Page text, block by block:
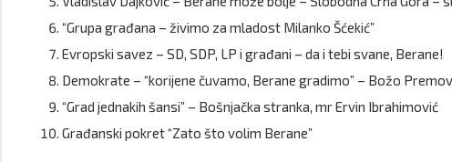
“Grupa građana – živimo za mladost Milanko Šćekić”
Evropski savez – SD, SDP, LP i građani – da i tebi svane, Berane!
Demokrate – “korijene čuvamo, Berane gradimo” – Božo
“Grad jednakih šansi” – Bošnjačka stranka, mr Ervin Ibrahimović
Građanski pokret “Zato što volim Berane”